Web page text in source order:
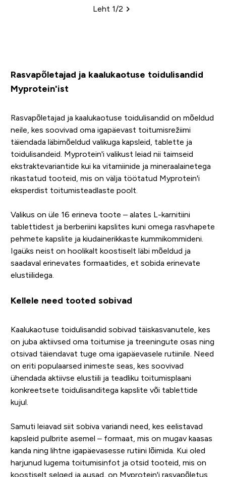
Leheküljed
Leht 1/2
Rasvapõletajad ja kaalukaotuse toidulisandid
Myprotein'ist
Rasvapõletajad ja kaalukaotuse toidulisandid on mõeldud
neile, kes soovivad oma igapäevast toitumisrežiimi
täiendada läbimõeldud valikuga kapsleid, tablette ja
toidulisandeid. Myprotein'i valikust leiad nii taimseid
ekstraktevariantide kui ka vitamiinide ja mineraalainetega
rikastatud tooteid, mis on välja töötatud Myprotein'i
eksperdist toitumisteadlaste poolt.
Valikus on üle 16 erineva toote – alates L-karnitiini
tablettidest ja berberiini kapslites kuni omega rasvhapete
pehmete kapslite ja kiudainerikkaste kummikommideni.
Igaüks neist on hoolikalt koostiselt läbi mõeldud ja
saadaval erinevates formaatides, et sobida erinevate
elustiilidega.
Kellele need tooted sobivad
Kaalukaotuse toidulisandid sobivad täiskasvanutele, kes
on juba aktiivsed oma toitumise ja treeningute osas ning
otsivad täiendavat tuge oma igapäevasele rutiinile. Need
on eriti populaarsed inimeste seas, kes soovivad
ühendada aktiivse elustiili ja teadliku toitumisplaani
konkreetsete toidulisanditega kapslite või tablettide
kujul.
Samuti leiavad siit sobiva variandi need, kes eelistavad
kapsleid pulbrite asemel – formaat, mis on mugav kaasas
kanda ning lihtne igapäevasesse rutiini lõimida. Kui oled
harjunud lugema toitumisinfot ja otsid tooteid, mis on
koostiselt selged ja ausad, on Myprotein'i rasvapõletus